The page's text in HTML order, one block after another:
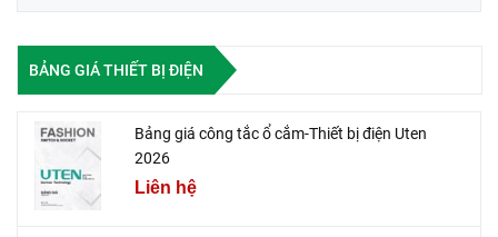
BẢNG GIÁ THIẾT BỊ ĐIỆN
Bảng giá công tắc ổ cắm-Thiết bị điện Uten
2026
Liên hệ